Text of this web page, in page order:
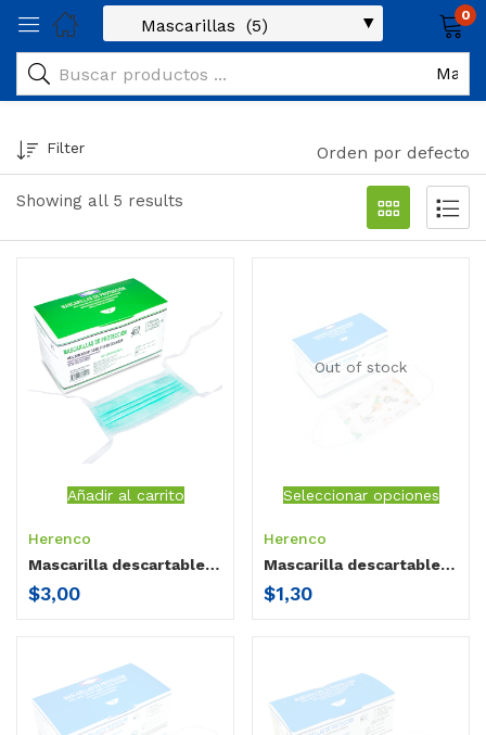
0
Showing all 5 results
Filter Orden por defecto
Añadir al carrito
Herenco
Mascarilla descartable Herenco para adulto con tiras
$3,00
Out of stock
Seleccionar opciones
Herenco
Mascarilla descartable con elástico para niños 2-6 años
$1,30